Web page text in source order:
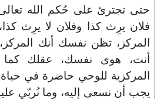
حتى تجترئ على حُكم الله
فلان يرِث كذا وفلان لا يرِث
المركز، تظن نفسك أنك المركز،
أنت، هوى نفسك، عقلك كما
المركزية للوحي حاضرة في
يجب أن نسعى إليه، وما نُربّي عليه